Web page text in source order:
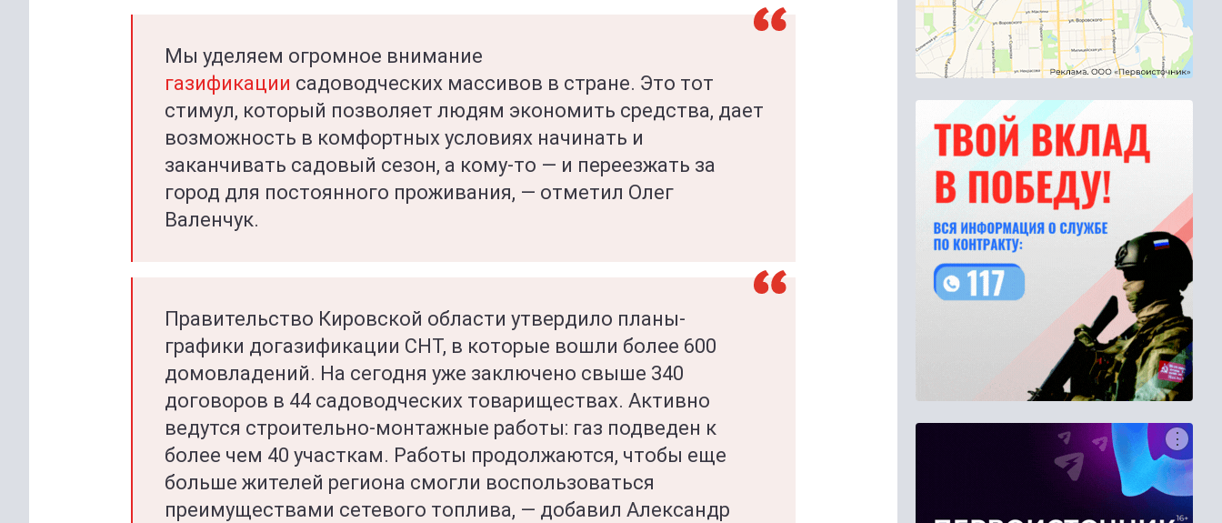
Мы уделяем огромное внимание
газификации садоводческих массивов в стране. Это тот
стимул, который позволяет людям экономить средства, дает
возможность в комфортных условиях начинать и
заканчивать садовый сезон, а кому-то — и переезжать за
город для постоянного проживания, — отметил Олег
Валенчук.
Правительство Кировской области утвердило планы-
графики догазификации СНТ, в которые вошли более 600
домовладений. На сегодня уже заключено свыше 340
договоров в 44 садоводческих товариществах. Активно
ведутся строительно-монтажные работы: газ подведен к
более чем 40 участкам. Работы продолжаются, чтобы еще
больше жителей региона смогли воспользоваться
преимуществами сетевого топлива, — добавил Александр